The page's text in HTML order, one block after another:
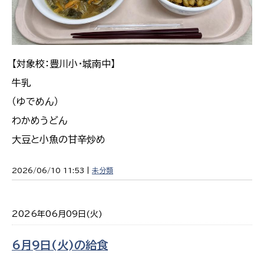
【対象校：豊川小・城南中】
牛乳
（ゆでめん）
わかめうどん
大豆と小魚の甘辛炒め
2026/06/10 11:53 | 未分類
2026年06月09日(火)
6月9日(火)の給食